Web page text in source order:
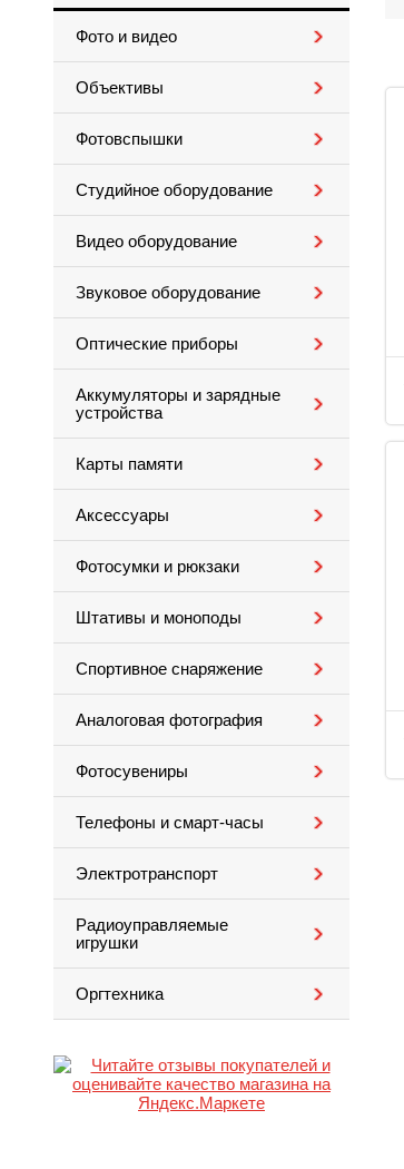
Фото и видео
Объективы
Фотовспышки
Студийное оборудование
Видео оборудование
Звуковое оборудование
Оптические приборы
Аккумуляторы и зарядные
устройства
Карты памяти
Аксессуары
Фотосумки и рюкзаки
Штативы и моноподы
Спортивное снаряжение
Аналоговая фотография
Фотосувениры
Телефоны и смарт-часы
Электротранспорт
Радиоуправляемые
игрушки
Оргтехника